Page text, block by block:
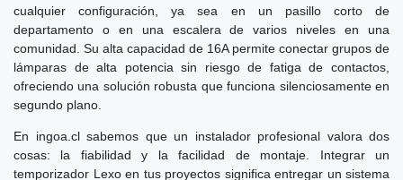
cualquier configuración, ya sea en un pasillo corto de
departamento o en una escalera de varios niveles en una
comunidad. Su alta capacidad de 16A permite conectar grupos de
lámparas de alta potencia sin riesgo de fatiga de contactos,
ofreciendo una solución robusta que funciona silenciosamente en
segundo plano.
En ingoa.cl sabemos que un instalador profesional valora dos
cosas: la fiabilidad y la facilidad de montaje. Integrar un
temporizador Lexo en tus proyectos significa entregar un sistema